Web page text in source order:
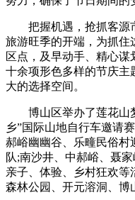
把握机遇，抢抓客源市
旅游旺季的开端，为抓住
区点，及早动手、精心
十余项形色多样的节庆主
大的选择空间。
博山区举办了莲花山
乡”国际山地自行车邀请
郝峪幽幽谷、乐疃民俗村
队;南沙井、中郝峪、聂
亲子、体验、乡村狂欢等
森林公园、开元溶洞、博